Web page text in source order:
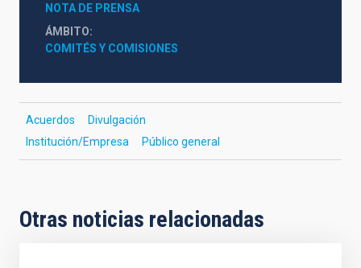
NOTA DE PRENSA
ÁMBITO
COMITÉS Y COMISIONES
Acuerdos
Divulgación
Institución/Empresa
Público general
Otras noticias relacionadas